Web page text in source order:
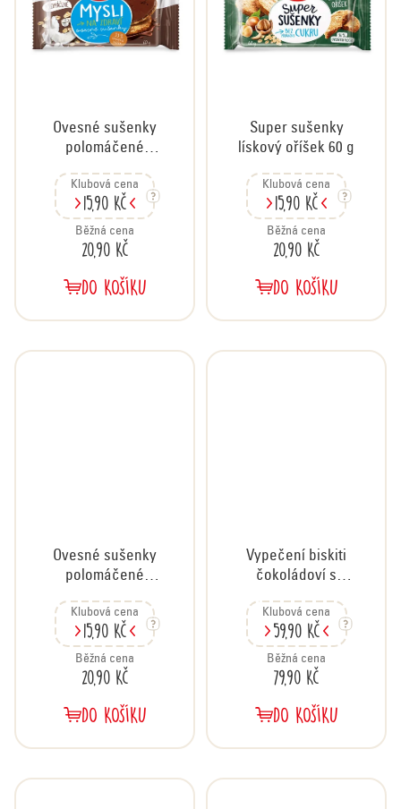
Ovesné sušenky
polomáčené
Klubová cena
15,90 Kč
Běžná cena
20,90 Kč
DO KOŠÍKU
Super sušenky
lískový oříšek 60 g
Klubová cena
15,90 Kč
Běžná cena
20,90 Kč
DO KOŠÍKU
Ovesné sušenky
polomáčené
Klubová cena
15,90 Kč
Běžná cena
20,90 Kč
DO KOŠÍKU
Vypečení biskiti
čokoládoví s
Klubová cena
59,90 Kč
Běžná cena
79,90 Kč
DO KOŠÍKU